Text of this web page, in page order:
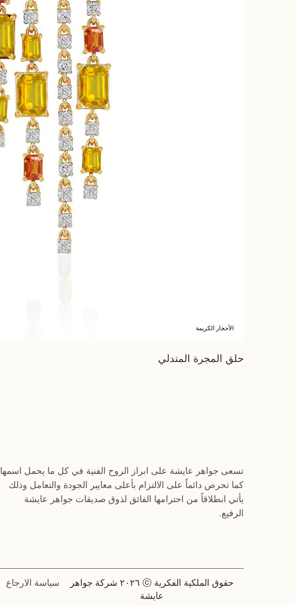
الأحجار الكريمة
حلق المجرة المتدلي
تسعى جواهر عايشة على ابراز الروح الفنية في كل ما يحمل اسمها
كما تحرص دائماً على الالتزام بأعلى معايير الجودة والتعامل وذلك
يأتي انطلاقاً من احترامها الفائق لذوق صديقات جواهر عايشة
الرفيع.
حقوق الملكية الفكرية ⓒ ٢٠٢٦ شركة جواهر
عايشة
سياسة الارجاع